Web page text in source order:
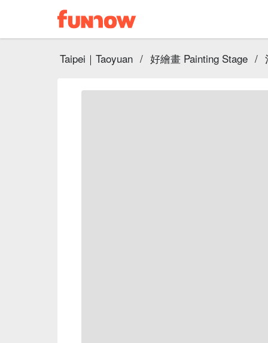
Taipei｜Taoyuan / 好繪畫 Painting Stage /